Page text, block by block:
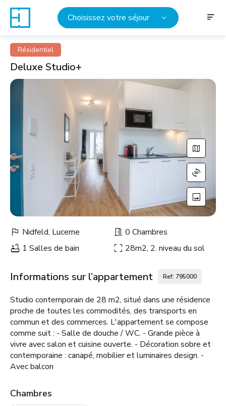
Choisissez votre séjour
Résidentiel
Deluxe Studio+
Nidfeld, Lucerne
0 Chambres
1 Salles de bain
28m2, 2. niveau du sol
Informations sur l’appartement Ref: 795000
Studio contemporain de 28 m2, situé dans une résidence
proche de toutes les commodités, des transports en
commun et des commerces. L'appartement se compose
comme suit : - Salle de douche / WC. - Grande pièce à
vivre avec salon et cuisine ouverte. - Décoration sobre et
contemporaine : canapé, mobilier et luminaires design. -
Avec balcon
Chambres